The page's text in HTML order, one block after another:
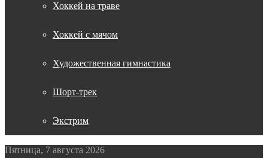
Хоккей на траве
Хоккей с мячом
Художественная гимнастика
Шорт-трек
Экстрим
Пятница, 7 августа 2026